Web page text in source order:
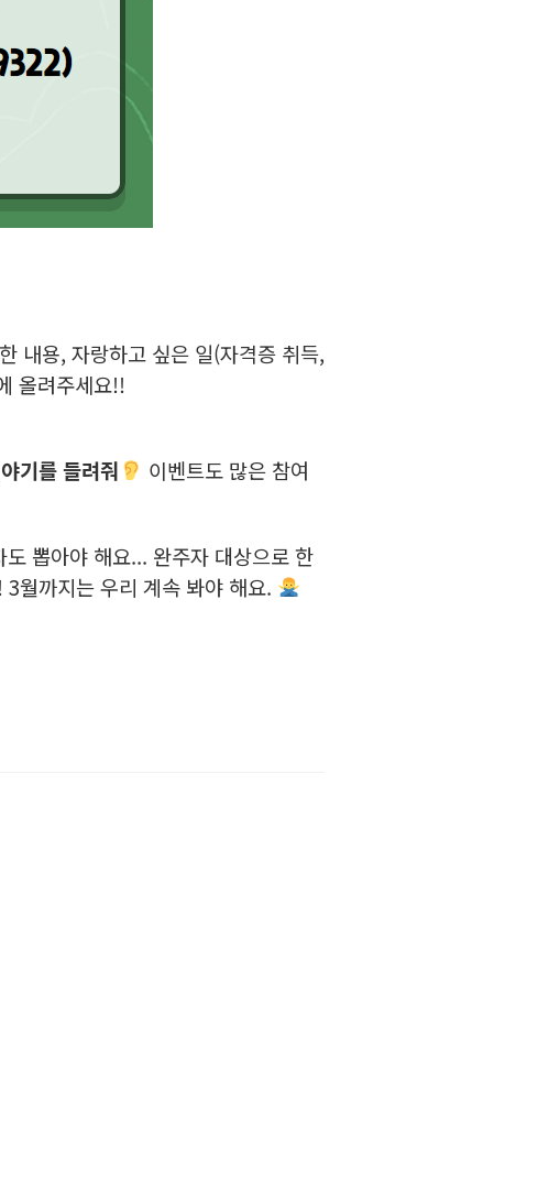
내용, 자랑하고 싶은 일(자격증 취득,
올려주세요!!
기를 들려줘
이벤트도 많은 참여
뽑아야 해요... 완주자 대상으로 한
월까지는 우리 계속 봐야 해요.